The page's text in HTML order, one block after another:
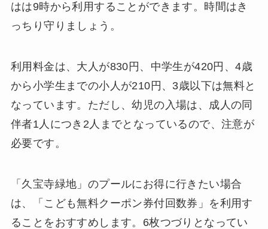
はは9時から利用することができます。時間はき
っちり守りましょう。
利用料金は、大人が830円、中学生が420円、4歳
から小学生までの小人が210円、3歳以下は無料と
なっています。ただし、幼児の入場は、成人の同
伴者1人につき2人までとなっているので、注意が
必要です。
「久宝寺緑地」のプールにお得に行きたい場合
は、「こども無料クーポン券付回数券」を利用す
ることをおすすめします。6枚つづりとなってい